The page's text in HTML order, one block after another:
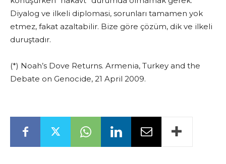
Diyalog ve ilkeli diplomasi, sorunları tamamen yok
etmez, fakat azaltabilir. Bize göre çözüm, dik ve ilkeli
duruştadır.
(*) Noah’s Dove Returns. Armenia, Turkey and the
Debate on Genocide, 21 April 2009.